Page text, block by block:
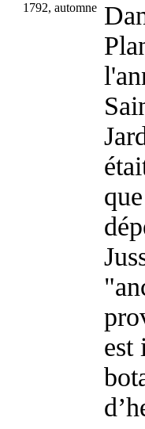
1792, automne
est